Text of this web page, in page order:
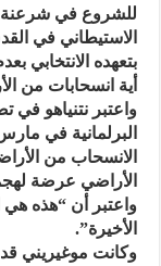
للشروع في شرعنة
الاستيطاني في
بتعهده الانتخابي
أية انسحابات من
واعتبر نتنياهو في
البرلمانية في
الانسحاب من
الأراضي عرضة
واعتبر أن “هذه هي
الأخيرة”.
وكانت موغيريني